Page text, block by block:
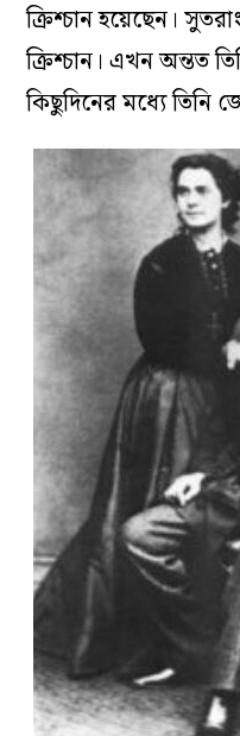
ক্রিশ্চান হয়েছেন।
ক্রিশ্চান। এখন অন্তত
কিছুদিনের মধ্যে তিনি